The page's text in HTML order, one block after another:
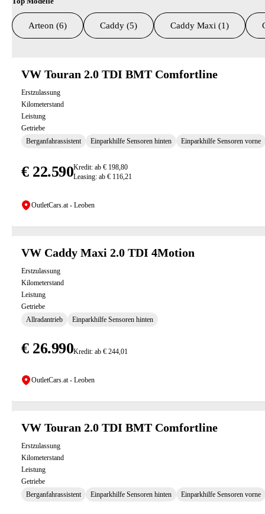
Arteon (6) Caddy (5) Caddy Maxi (1)
VW Touran 2.0 TDI BMT Comfortline
Erstzulassung
Kilometerstand
Leistung
Getriebe
Berganfahrassistent
Einparkhilfe Sensoren hinten Einparkhilfe Sensoren vorne
€ 22.590Kredit: ab € 198,80
Leasing: ab € 116,21
OutletCars.at - Leoben
VW Caddy Maxi 2.0 TDI 4Motion
Erstzulassung
Kilometerstand
Leistung
Getriebe
Allradantrieb
Einparkhilfe Sensoren hinten
€ 26.990Kredit: ab € 244,01
OutletCars.at - Leoben
VW Touran 2.0 TDI BMT Comfortline
Erstzulassung
Kilometerstand
Leistung
Getriebe
Berganfahrassistent
Einparkhilfe Sensoren hinten Einparkhilfe Sensoren vorne